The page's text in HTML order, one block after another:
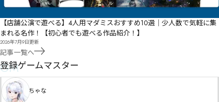
【店舗公演で遊べる】4人用マダミスおすすめ10選｜少人数で気軽に集
まれる名作！【初心者でも遊べる作品紹介！】
2026年7月9日更新
記事一覧へ
GM
登録ゲームマスター
ちゃな